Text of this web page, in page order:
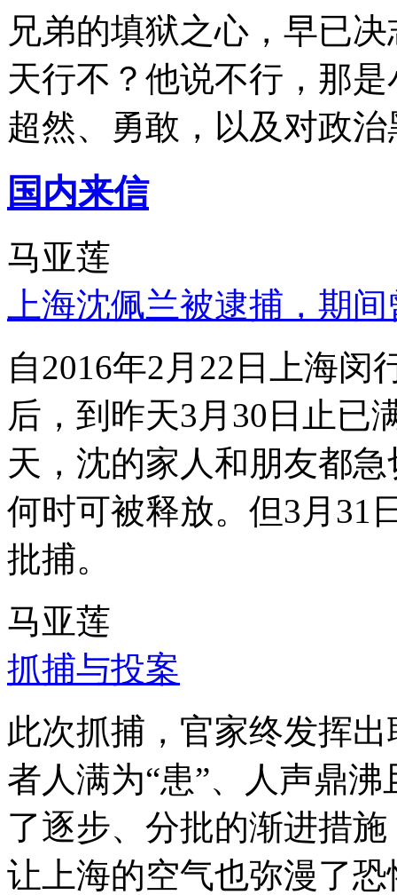
兄弟的填狱之心，早已
天行不？他说不行，那
超然、勇敢，以及对政
国内来信
马亚莲
上海沈佩兰被逮捕，期
自2016年2月22日上海
后，到昨天3月30日止已
天，沈的家人和朋友都
何时可被释放。但3月31
批捕。
马亚莲
抓捕与投案
此次抓捕，官家终发挥
者人满为“患”、人声鼎
了逐步、分批的渐进措
让上海的空气也弥漫了